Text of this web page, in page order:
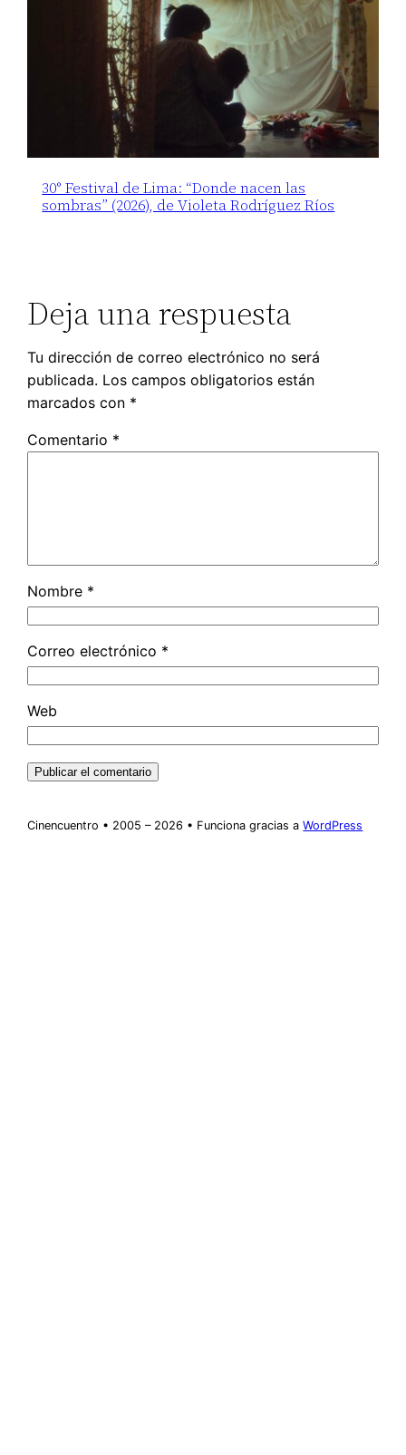
30° Festival de Lima: “Donde nacen las
sombras” (2026), de Violeta Rodríguez Ríos
Deja una respuesta
Tu dirección de correo electrónico no será
publicada. Los campos obligatorios están
marcados con *
Comentario *
Nombre *
Correo electrónico *
Web
Cinencuentro • 2005 – 2026 • Funciona gracias aWordPress